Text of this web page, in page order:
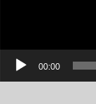
00:00